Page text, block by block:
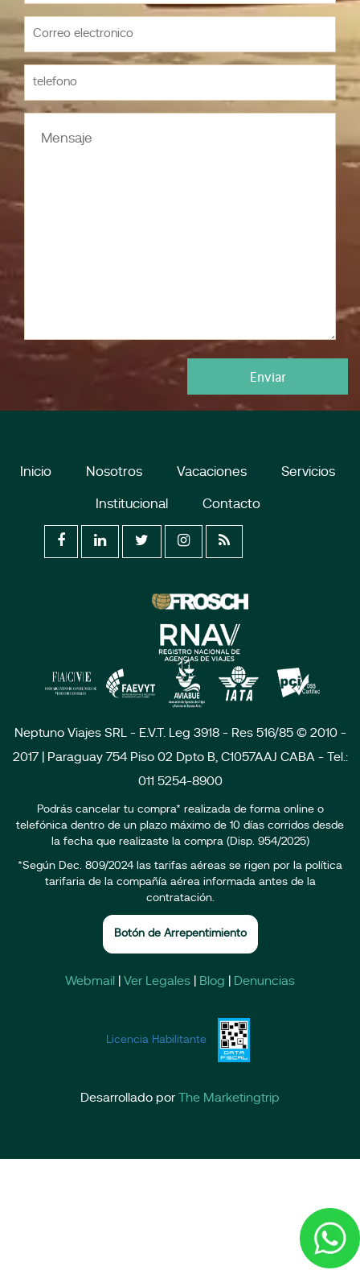
Inicio Nosotros Vacaciones Servicios
Institucional Contacto
Neptuno Viajes SRL - E.V.T. Leg 3918 - Res 516/85 © 2010 -
2017 | Paraguay 754 Piso 02 Dpto B, C1057AAJ CABA - Tel.:
011 5254-8900
Podrás cancelar tu compra* realizada de forma online o
telefónica dentro de un plazo máximo de 10 días corridos desde
la fecha que realizaste la compra (Disp. 954/2025)
*Según Dec. 809/2024 las tarifas aéreas se rigen por la política
tarifaria de la compañía aérea informada antes de la
contratación.
Botón de Arrepentimiento
Webmail Ver Legales Blog Denuncias
Licencia Habilitante
Desarrollado por The Marketingtrip